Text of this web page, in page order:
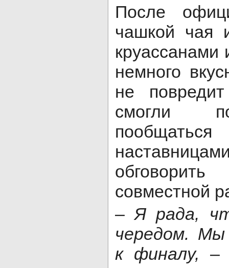
После
чашкой чая
немного
не
смогли
совместной
–Я рада,
чередом. Мы
к финалу, –